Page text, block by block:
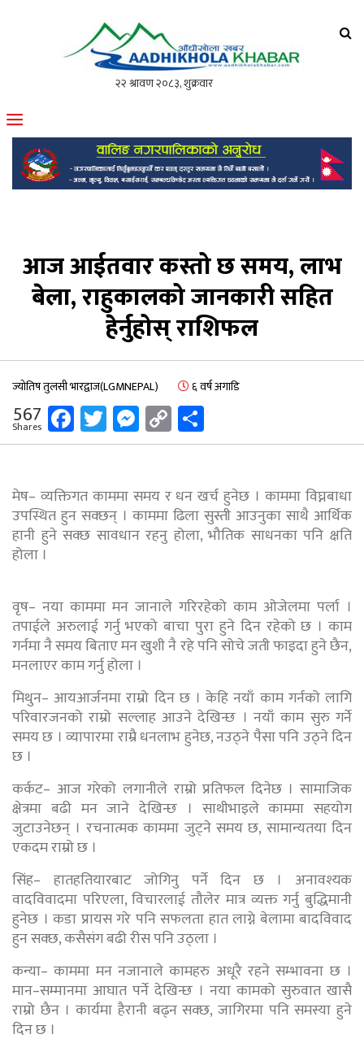
मोफसलकै लोकप्रिय अनलाइन पत्रिका
आज आईतवार कस्तो छ समय, लाभ
बेला, राहुकालको जानकारी सहित
हेर्नुहोस् राशिफल
ज्योतिष तुलसी भारद्वाज(LGMNEPAL) ६ वर्ष अगाडि
567
Shares Facebook
Twitter
Messenger
Copy
Link
मेष– व्यक्तिगत काममा समय र धन खर्च हुनेछ । काममा विघ्नबाधा
उपस्थित हुन सक्छन् । काममा ढिला सुस्ती आउनुका साथै आर्थिक
हानी हुने सक्छ सावधान रहनु होला, भौतिक साधनका पनि क्षति
होला ।
वृष– नया काममा मन जानाले गरिरहेको काम ओजेलमा पर्ला ।
तपाईले अरुलाई गर्नु भएको बाचा पुरा हुने दिन रहेको छ । काम
गर्नमा नै समय बिताए मन खुशी नै रहे पनि सोचे जती फाइदा हुने छैन,
मनलाएर काम गर्नु होला ।
मिथुन– आयआर्जनमा राम्रो दिन छ । केहि नयाँ काम गर्नको लागि
परिवारजनको राम्रो सल्लाह आउने देखिन्छ । नयाँ काम सुरु गर्ने
समय छ । व्यापारमा राम्रै धनलाभ हुनेछ, नउठ्ने पैसा पनि उठ्ने दिन
छ ।
कर्कट– आज गरेको लगानीले राम्रो प्रतिफल दिनेछ । सामाजिक
क्षेत्रमा बढी मन जाने देखिन्छ । साथीभाइले काममा सहयोग
जुटाउनेछन् । रचनात्मक काममा जुट्ने समय छ, सामान्यतया दिन
एकदम राम्रो छ ।
सिंह– हातहतियारबाट जोगिनु पर्ने दिन छ । अनावश्यक
वादविवादमा परिएला, विचारलाई तौलेर मात्र व्यक्त गर्नु बुद्धिमानी
हुनेछ । कडा प्रायस गरे पनि सफलता हात लाग्ने बेलामा बादविवाद
हुन सक्छ, कसैसंग बढी रीस पनि उठ्ला ।
कन्या– काममा मन नजानाले कामहरु अधूरै रहने सम्भावना छ ।
मान–सम्मानमा आघात पर्ने देखिन्छ । नया कामको सुरुवात खासै
राम्रो छैन । कार्यमा हैरानी बढ्न सक्छ, जागिरमा पनि समस्या हुने
दिन छ ।